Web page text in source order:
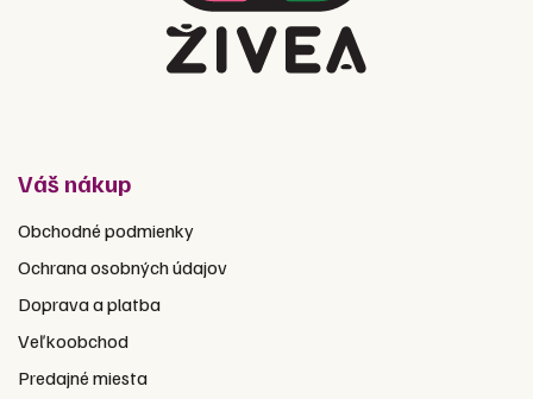
Váš nákup
Obchodné podmienky
Ochrana osobných údajov
Doprava a platba
Veľkoobchod
Predajné miesta